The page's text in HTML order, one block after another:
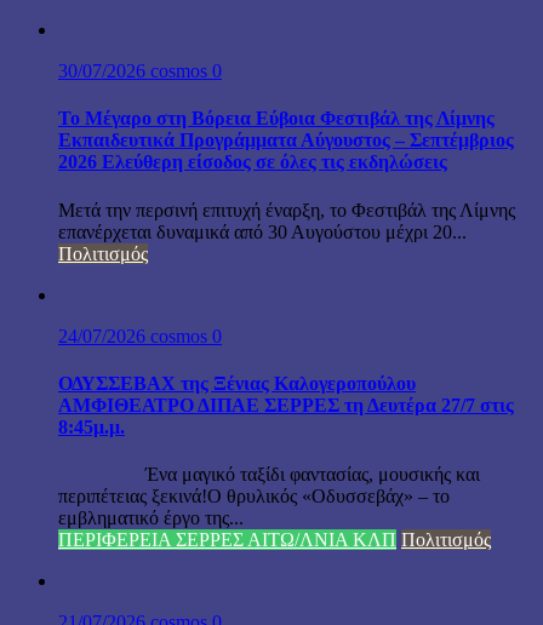
30/07/2026 cosmos 0
Το Μέγαρο στη Βόρεια Εύβοια Φεστιβάλ της Λίμνης
Εκπαιδευτικά Προγράμματα Αύγουστος – Σεπτέμβριος
2026 Ελεύθερη είσοδος σε όλες τις εκδηλώσεις
Μετά την περσινή επιτυχή έναρξη, το Φεστιβάλ της Λίμνης
επανέρχεται δυναμικά από 30 Αυγούστου μέχρι 20...
Πολιτισμός
24/07/2026 cosmos 0
ΟΔΥΣΣΕΒΑΧ της Ξένιας Καλογεροπούλου
ΑΜΦΙΘΕΑΤΡΟ ΔΙΠΑΕ ΣΕΡΡΕΣ τη Δευτέρα 27/7 στις
8:45μ.μ.
Ένα μαγικό ταξίδι φαντασίας, μουσικής και
περιπέτειας ξεκινά!Ο θρυλικός «Οδυσσεβάχ» – το
εμβληματικό έργο της...
ΠΕΡΙΦΕΡΕΙΑ ΣΕΡΡΕΣ ΑΙΤΩ/ΛΝΙΑ ΚΛΠ Πολιτισμός